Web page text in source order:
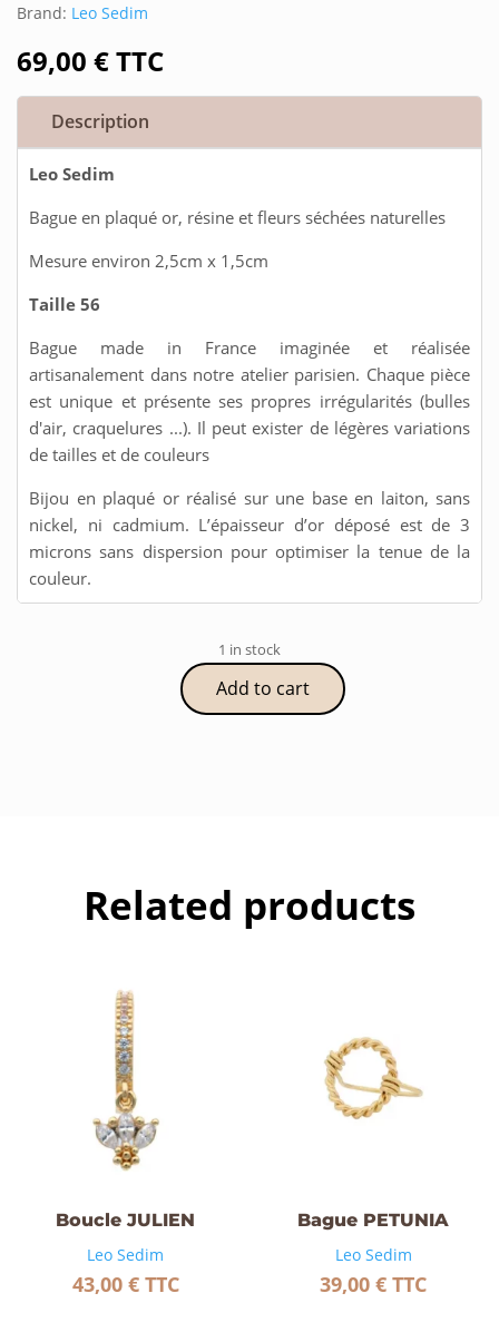
Brand: Leo Sedim
69,00 €TTC
Description
Leo Sedim
Bague en plaqué or, résine et fleurs séchées naturelles
Mesure environ 2,5cm x 1,5cm
Taille 56
Bague made in France imaginée et réalisée
artisanalement dans notre atelier parisien. Chaque pièce
est unique et présente ses propres irrégularités (bulles
d'air, craquelures ...). Il peut exister de légères variations
de tailles et de couleurs
Bijou en plaqué or réalisé sur une base en laiton, sans
nickel, ni cadmium. L’épaisseur d’or déposé est de 3
microns sans dispersion pour optimiser la tenue de la
couleur.
1 in stock
Bague
Add to cart
Related products
Boucle JULIEN
Leo Sedim
43,00 € TTC
Bague PETUNIA
Leo Sedim
39,00€ TTC